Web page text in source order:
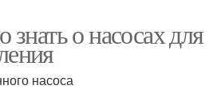
о насосах для
насоса